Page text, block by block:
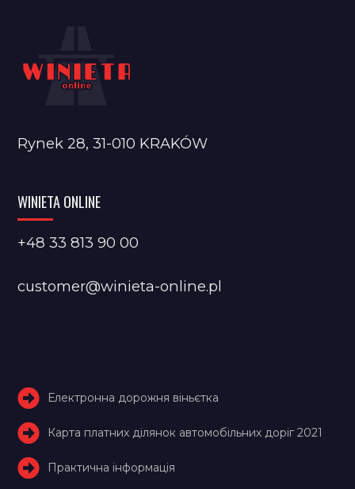
Rynek 28, 31-010 KRAKÓW
WINIETA ONLINE
+48 33 813 90 00
customer@winieta-online.pl
Електронна дорожня віньєтка
Карта платних ділянок автомобільних доріг 2021
Практична інформація